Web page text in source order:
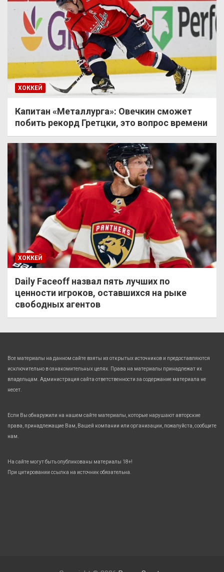
ХОККЕЙ
Капитан «Металлурга»: Овечкин сможет
побить рекорд Гретцки, это вопрос времени
ХОККЕЙ
Daily Faceoff назвал пять лучших по
ценности игроков, оставшихся на рыке
свободных агентов
Все материалы на данном сайте взяты из открытых источников и предоставляются
исключительно в ознакомительных целях. Права на материалы принадлежат их
владельцам. Администрация сайта ответственности за содержание материала не
несет.
Если Вы обнаружили на нашем сайте материалы, которые нарушают авторские
права, принадлежащие Вам, Вашей компании или организации, пожалуйста, сообщите
нам.
На сайте могут быть опубликованы материалы 18+!
При цитировании ссылка на источник обязательна.